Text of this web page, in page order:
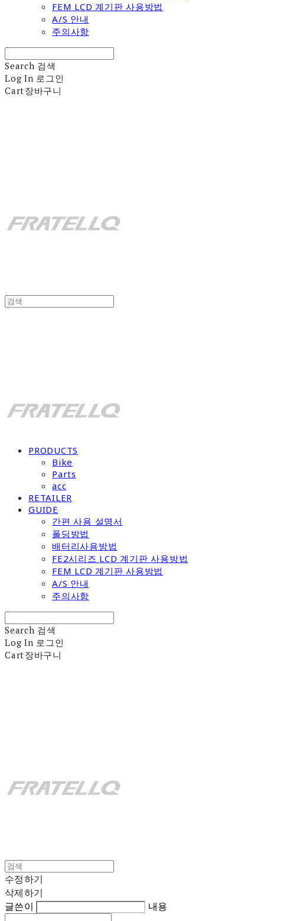
FEM LCD 계기판 사용방법
A/S 안내
주의사항
Search 검색
Log In 로그인
Cart장바구니
PRODUCTS
Bike
Parts
acc
RETAILER
GUIDE
간편 사용 설명서
폴딩방법
배터리사용방법
FE2시리즈 LCD 계기판 사용방법
FEM LCD 계기판 사용방법
A/S 안내
주의사항
Search 검색
Log In 로그인
Cart장바구니
수정하기
삭제하기
글쓴이
내용